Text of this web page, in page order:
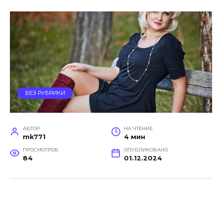
БЕЗ РУБРИКИ
АВТОР
mk771
НА ЧТЕНИЕ
4 мин
ПРОСМОТРОВ
84
ОПУБЛИКОВАНО
01.12.2024